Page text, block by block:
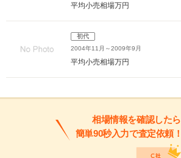
平均小売相場万円
初代
2004年11月～2009年9月
平均小売相場万円
相場情報を確認したら
簡単90秒入力で査定依頼！